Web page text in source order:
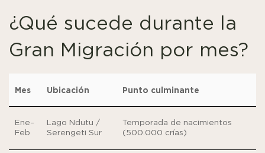
¿Qué sucede durante la
Gran Migración por mes?
Mes Ubicación Punto culminante
Ene–
Feb
Lago Ndutu /
Serengeti Sur
Temporada de nacimientos
(500.000 crías)